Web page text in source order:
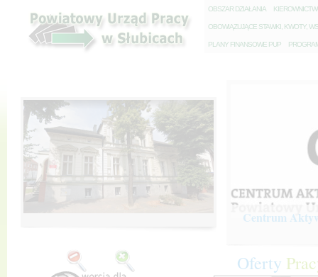
OBSZAR DZIAŁANIA K
OBOWIĄZUJĄCE STAWKI, KWOTY,
PLANY FINANSOWE PUP P
Centrum
Oferty